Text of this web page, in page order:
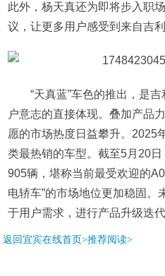
此外，杨天真还为即将步入职
议，让更多用户感受到来自吉
“天真蓝”车色的推出，是
户意志的直接体现。叠加产品
愿的市场热度日益攀升。2025
类最热销的车型。截至5月20
905辆，堪称当前最受欢迎的
电轿车”的市场地位更加稳固。
于用户需求，进行产品升级迭
返回宜宾在线首页>推荐阅读>